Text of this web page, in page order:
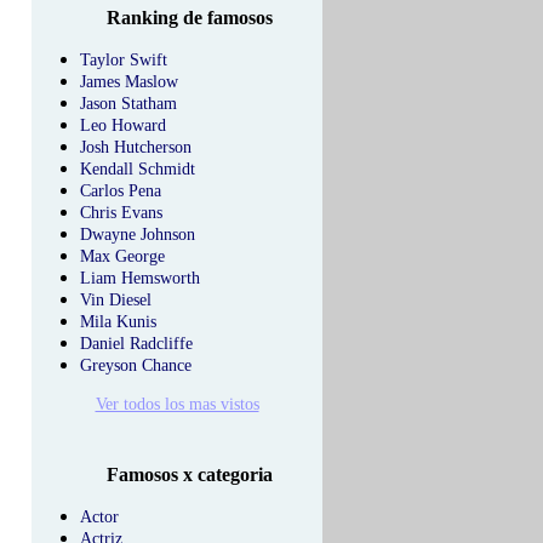
Ranking de famosos
Taylor Swift
James Maslow
Jason Statham
Leo Howard
Josh Hutcherson
Kendall Schmidt
Carlos Pena
Chris Evans
Dwayne Johnson
Max George
Liam Hemsworth
Vin Diesel
Mila Kunis
Daniel Radcliffe
Greyson Chance
Ver todos los mas vistos
Famosos x categoria
Actor
Actriz